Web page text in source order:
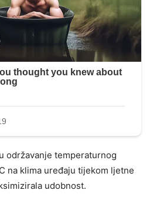
održavanje temperaturnog
na klima uređaju tijekom ljetne
udobnost.